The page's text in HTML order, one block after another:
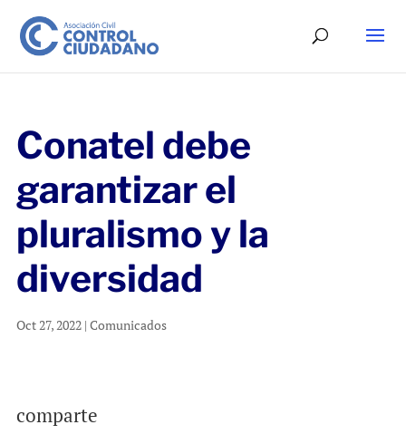
Conatel debe
garantizar el
pluralismo y la
diversidad
Oct 27, 2022| Comunicados
comparte